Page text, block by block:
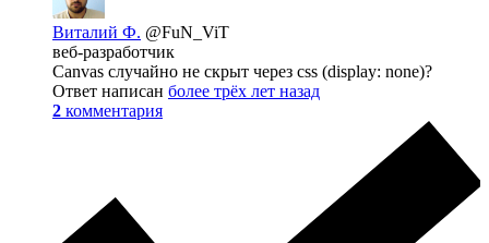
Виталий Ф. @FuN_ViT
веб-разработчик
Canvas случайно не скрыт через css (display: none)?
Ответ написан более трёх лет назад
2 комментария